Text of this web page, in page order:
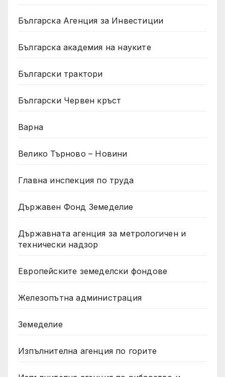
Българска Агенция за Инвестиции
Българска академия на науките
Български трактори
Български Червен кръст
Варна
Велико Търново – Новини
Главна инспекция по труда
Държавен Фонд Земеделие
Държавната агенция за метрологичен и
технически надзор
Европейските земеделски фондове
Железопътна администрация
Земеделие
Изпълнителна агенция по горите